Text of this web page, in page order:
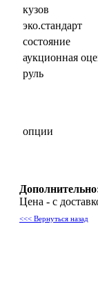
кузов
эко.стандарт
состояние
аукционная
руль
опции
Цена - с
<<< Вернуться назад